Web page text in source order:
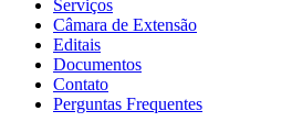
Serviços
Câmara de Extensão
Editais
Documentos
Contato
Perguntas Frequentes